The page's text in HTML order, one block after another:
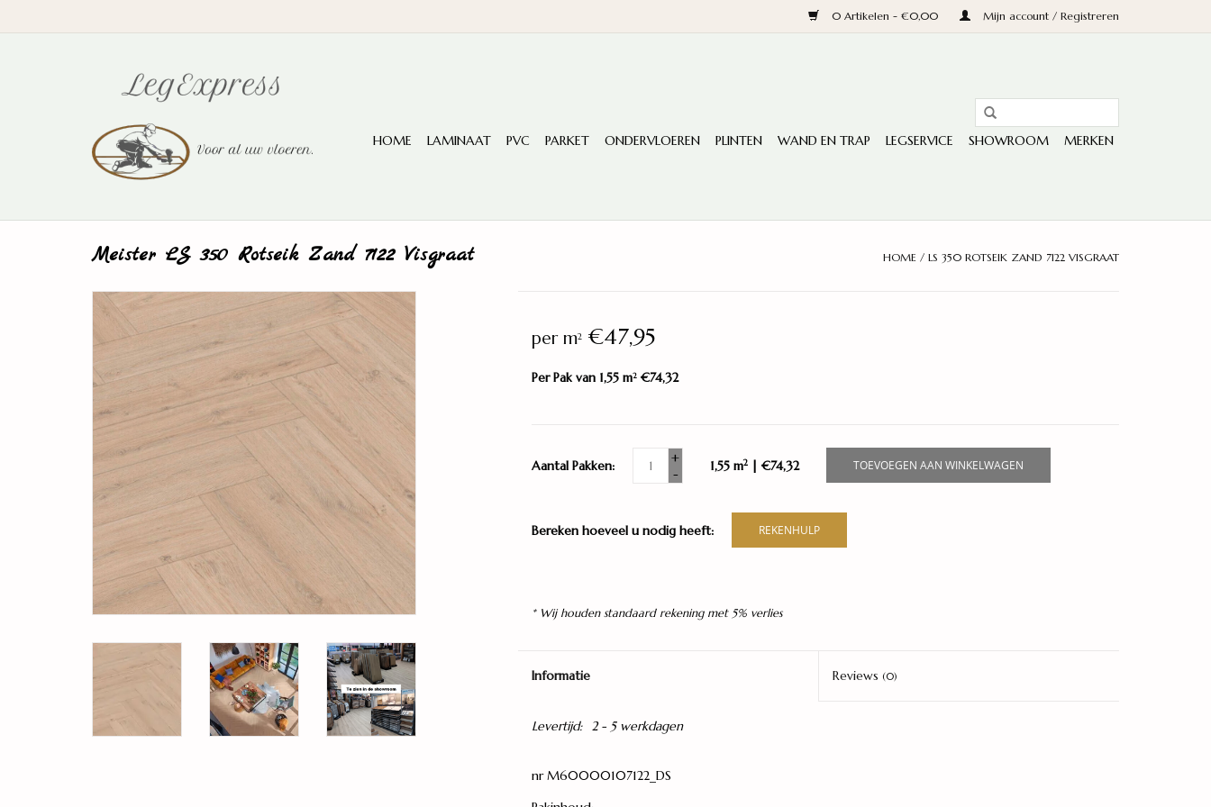
0 Artikelen - €0,00 Mijn account / Registreren
HOME LAMINAAT PVC PARKET ONDERVLOEREN PLINTEN WAND EN TRAP LEGSERVICE SHOWROOM MERKEN
Meister LS 350 Rotseik Zand 7122 Visgraat HOME / LS 350 ROTSEIK ZAND 7122 VISGRAAT
per m2€47,95
Per Pak van 1,55 m2€74,32
Aantal Pakken:
+
-
1,55 m2| €74,32 TOEVOEGEN AAN WINKELWAGEN
Bereken hoeveel u nodig heeft: REKENHULP
* Wij houden standaard rekening met 5% verlies
Informatie Reviews(0)
Levertijd: 2 - 5 werkdagen
nr M60000107122_DS